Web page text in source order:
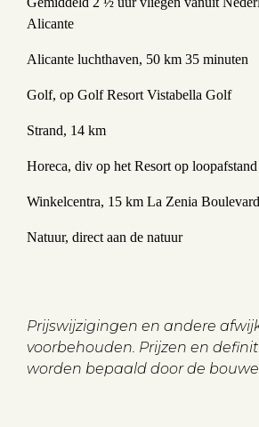
Alicante
Alicante luchthaven, 50 km 35 minuten
Golf, op Golf Resort Vistabella Golf
Strand, 14 km
Horeca, div op het Resort op loopafstand
Winkelcentra, 15 km La Zenia
Natuur, direct aan de natuur
Prijswijzigingen en andere
voorbehouden. Prijzen en
worden bepaald door de